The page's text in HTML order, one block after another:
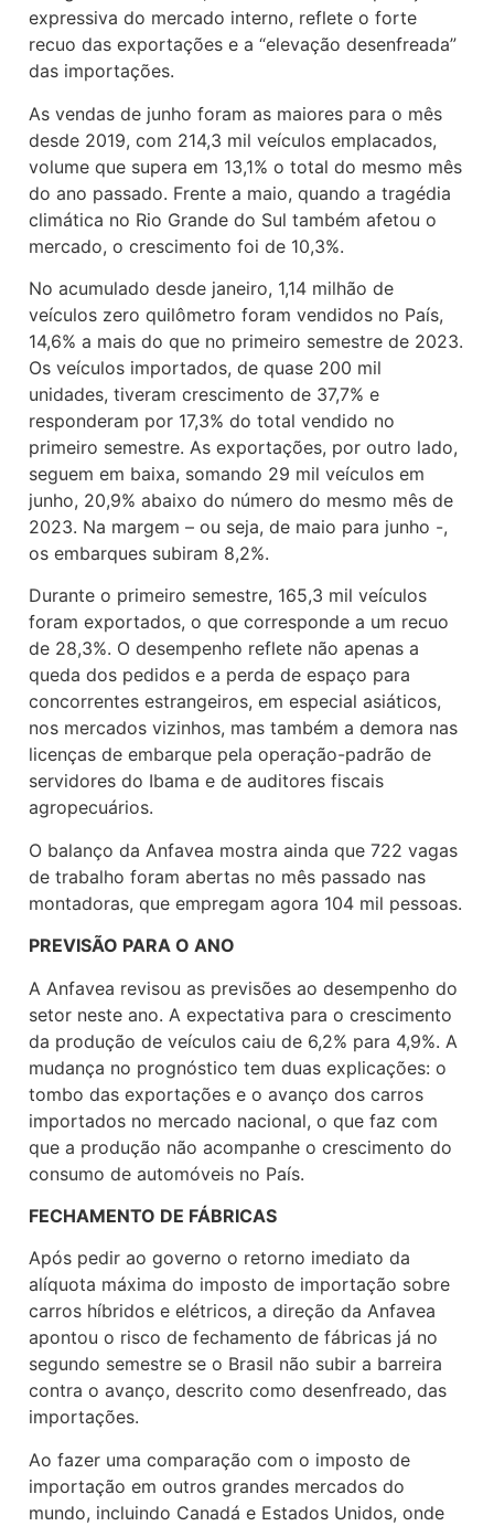
expressiva do mercado interno, reflete o forte
recuo das exportações e a “elevação desenfreada”
das importações.
As vendas de junho foram as maiores para o mês
desde 2019, com 214,3 mil veículos emplacados,
volume que supera em 13,1% o total do mesmo mês
do ano passado. Frente a maio, quando a tragédia
climática no Rio Grande do Sul também afetou o
mercado, o crescimento foi de 10,3%.
No acumulado desde janeiro, 1,14 milhão de
veículos zero quilômetro foram vendidos no País,
14,6% a mais do que no primeiro semestre de 2023.
Os veículos importados, de quase 200 mil
unidades, tiveram crescimento de 37,7% e
responderam por 17,3% do total vendido no
primeiro semestre. As exportações, por outro lado,
seguem em baixa, somando 29 mil veículos em
junho, 20,9% abaixo do número do mesmo mês de
2023. Na margem – ou seja, de maio para junho -,
os embarques subiram 8,2%.
Durante o primeiro semestre, 165,3 mil veículos
foram exportados, o que corresponde a um recuo
de 28,3%. O desempenho reflete não apenas a
queda dos pedidos e a perda de espaço para
concorrentes estrangeiros, em especial asiáticos,
nos mercados vizinhos, mas também a demora nas
licenças de embarque pela operação-padrão de
servidores do Ibama e de auditores fiscais
agropecuários.
O balanço da Anfavea mostra ainda que 722 vagas
de trabalho foram abertas no mês passado nas
montadoras, que empregam agora 104 mil pessoas.
PREVISÃO PARA O ANO
A Anfavea revisou as previsões ao desempenho do
setor neste ano. A expectativa para o crescimento
da produção de veículos caiu de 6,2% para 4,9%. A
mudança no prognóstico tem duas explicações: o
tombo das exportações e o avanço dos carros
importados no mercado nacional, o que faz com
que a produção não acompanhe o crescimento do
consumo de automóveis no País.
FECHAMENTO DE FÁBRICAS
Após pedir ao governo o retorno imediato da
alíquota máxima do imposto de importação sobre
carros híbridos e elétricos, a direção da Anfavea
apontou o risco de fechamento de fábricas já no
segundo semestre se o Brasil não subir a barreira
contra o avanço, descrito como desenfreado, das
importações.
Ao fazer uma comparação com o imposto de
importação em outros grandes mercados do
mundo, incluindo Canadá e Estados Unidos, onde